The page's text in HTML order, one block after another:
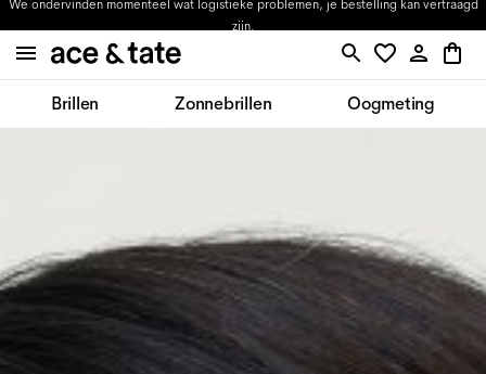
We ondervinden momenteel wat logistieke problemen, je bestelling kan vertraagd
zijn.
Brillen Zonnebrillen Oogmeting